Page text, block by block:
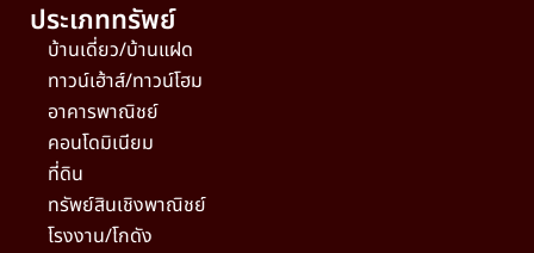
ประเภททรัพย์
บ้านเดี่ยว/บ้านแฝด
ทาวน์เฮ้าส์/ทาวน์โฮม
อาคารพาณิชย์
คอนโดมิเนียม
ที่ดิน
ทรัพย์สินเชิงพาณิชย์
โรงงาน/โกดัง